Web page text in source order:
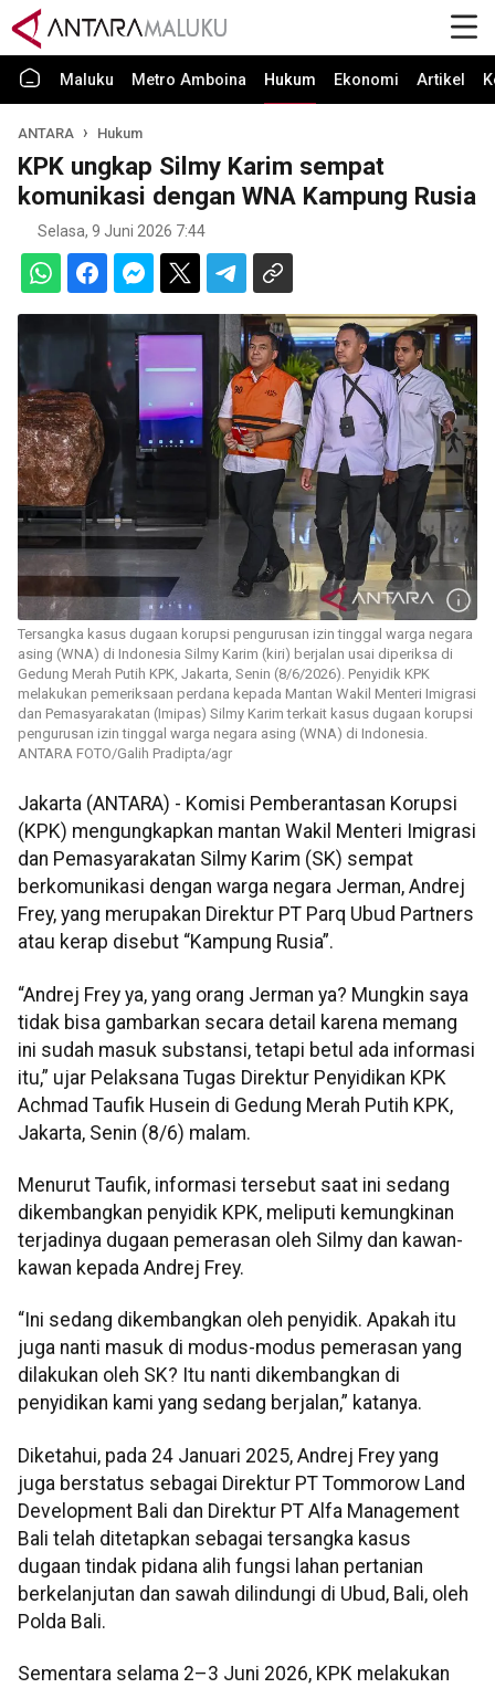
Maluku Metro Amboina Hukum Ekonomi Artikel
ANTARA Hukum
KPK ungkap Silmy Karim sempat
komunikasi dengan WNA Kampung Rusia
Selasa, 9 Juni 2026 7:44
Tersangka kasus dugaan korupsi pengurusan izin tinggal warga negara
asing (WNA) di Indonesia Silmy Karim (kiri) berjalan usai diperiksa di
Gedung Merah Putih KPK, Jakarta, Senin (8/6/2026). Penyidik KPK
melakukan pemeriksaan perdana kepada Mantan Wakil Menteri Imigrasi
dan Pemasyarakatan (Imipas) Silmy Karim terkait kasus dugaan korupsi
pengurusan izin tinggal warga negara asing (WNA) di Indonesia.
ANTARA FOTO/Galih Pradipta/agr
Jakarta (ANTARA) - Komisi Pemberantasan Korupsi
(KPK) mengungkapkan mantan Wakil Menteri Imigrasi
dan Pemasyarakatan Silmy Karim (SK) sempat
berkomunikasi dengan warga negara Jerman, Andrej
Frey, yang merupakan Direktur PT Parq Ubud Partners
atau kerap disebut “Kampung Rusia”.
“Andrej Frey ya, yang orang Jerman ya? Mungkin saya
tidak bisa gambarkan secara detail karena memang
ini sudah masuk substansi, tetapi betul ada informasi
itu,” ujar Pelaksana Tugas Direktur Penyidikan KPK
Achmad Taufik Husein di Gedung Merah Putih KPK,
Jakarta, Senin (8/6) malam.
Menurut Taufik, informasi tersebut saat ini sedang
dikembangkan penyidik KPK, meliputi kemungkinan
terjadinya dugaan pemerasan oleh Silmy dan kawan-
kawan kepada Andrej Frey.
“Ini sedang dikembangkan oleh penyidik. Apakah itu
juga nanti masuk di modus-modus pemerasan yang
dilakukan oleh SK? Itu nanti dikembangkan di
penyidikan kami yang sedang berjalan,” katanya.
Diketahui, pada 24 Januari 2025, Andrej Frey yang
juga berstatus sebagai Direktur PT Tommorow Land
Development Bali dan Direktur PT Alfa Management
Bali telah ditetapkan sebagai tersangka kasus
dugaan tindak pidana alih fungsi lahan pertanian
berkelanjutan dan sawah dilindungi di Ubud, Bali, oleh
Polda Bali.
Sementara selama 2–3 Juni 2026, KPK melakukan